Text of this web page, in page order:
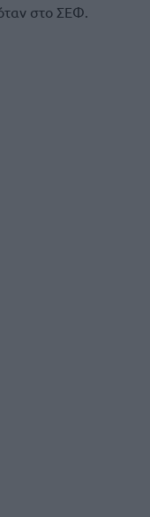
στο ΣΕΦ.